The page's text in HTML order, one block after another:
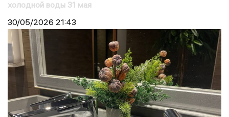
холодной воды 31 мая
30/05/2026 21:43